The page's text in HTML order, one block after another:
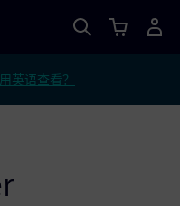
英语查看？